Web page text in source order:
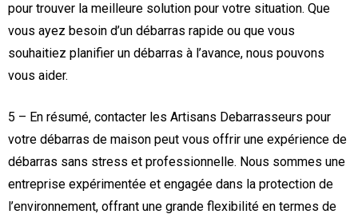
pour trouver la meilleure solution pour votre situation. Que
vous ayez besoin d’un débarras rapide ou que vous
souhaitiez planifier un débarras à l’avance, nous pouvons
vous aider.
5 – En résumé, contacter les Artisans Debarrasseurs pour
votre débarras de maison peut vous offrir une expérience de
débarras sans stress et professionnelle. Nous sommes une
entreprise expérimentée et engagée dans la protection de
l’environnement, offrant une grande flexibilité en termes de